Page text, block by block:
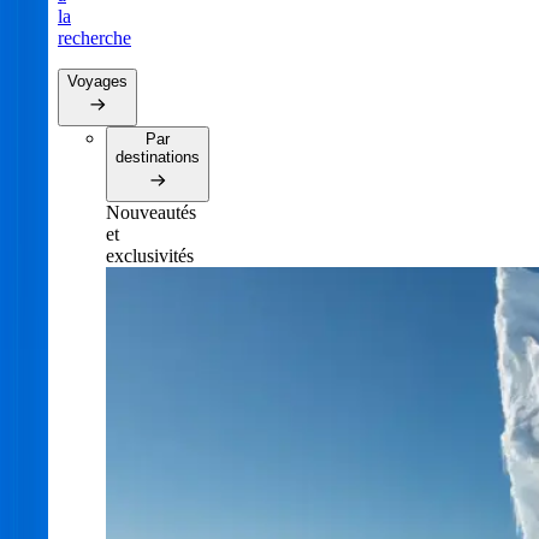
la
recherche
Voyages
Par
destinations
Nouveautés
et
exclusivités